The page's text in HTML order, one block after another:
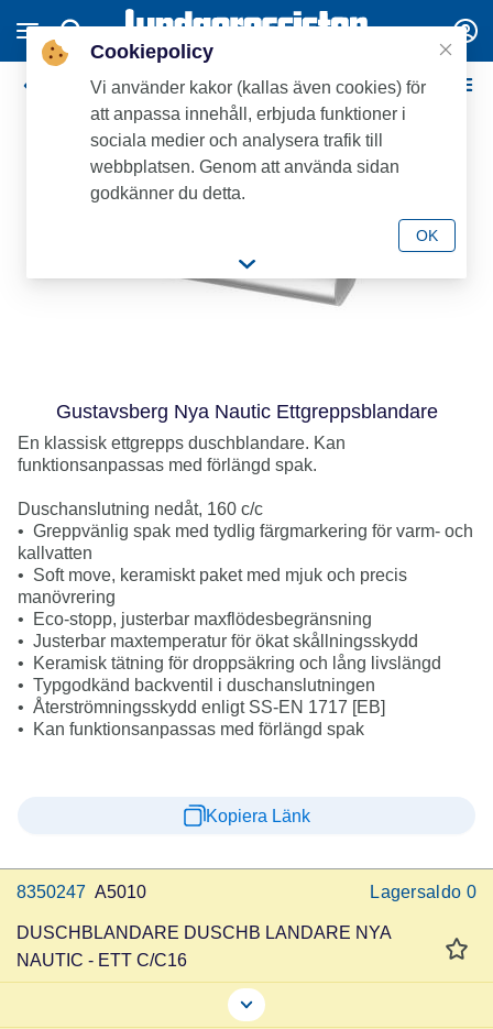
Gustavsberg Duschblandare
Gustavsberg Nya Nautic Ettgreppsblandare
En klassisk ettgrepps duschblandare. Kan
funktionsanpassas med förlängd spak.
Duschanslutning nedåt, 160 c/c
• Greppvänlig spak med tydlig färgmarkering för ​varm- och
kallvatten
• Soft move, keramiskt paket med mjuk och precis
manövrering
• Eco-stopp, justerbar maxflödesbegränsning
• Justerbar maxtemperatur för ökat skållningsskydd
• Keramisk tätning för droppsäkring och lång livslängd
• Typgodkänd backventil i duschanslutningen
• Återströmningsskydd enligt SS-EN 1717 [EB]
• Kan funktionsanpassas med förlängd spak
Kopiera Länk
8350247 A5010 Lagersaldo 0
DUSCHBLANDARE DUSCHB LANDARE NYA
NAUTIC - ETT C/C16
Cookiepolicy
Vi använder kakor (kallas även cookies) för
att anpassa innehåll, erbjuda funktioner i
sociala medier och analysera trafik till
webbplatsen. Genom att använda sidan
godkänner du detta.
OK